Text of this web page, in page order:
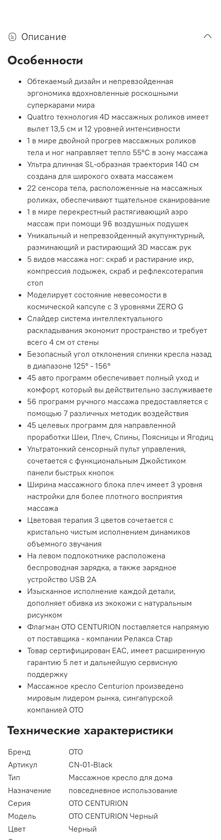
Описание
Особенности
Обтекаемый дизайн и непревзойденная
эргономика вдохновленные роскошными
суперкарами мира
Quattro технология 4D массажных роликов имеет
вылет 13,5 см и 12 уровней интенсивности
1 в мире двойной прогрев массажных роликов
тела и ног направляет тепло 55°С в зону массажа
Ультра длинная SL-образная траектория 140 см
создана для широкого охвата массажем
22 сенсора тела, расположенные на массажных
роликах, обеспечивают тщательное сканирование
1 в мире перекрестный растягивающий аэро
массаж при помощи 96 воздушных подушек
Уникальный и непревзойденный акупунктурный,
разминающий и растирающий 3D массаж рук
5 видов массажа ног: скраб и растирание икр,
компрессия лодыжек, скраб и рефлексотерапия
стоп
Моделирует состояние невесомости в
космической капсуле с 3 уровнями ZERO G
Слайдер система интеллектуального
раскладывания экономит пространство и требует
всего 4 см от стены
Безопасный угол отклонения спинки кресла назад
в диапазоне 125° - 156°
45 авто программ обеспечивает полный уход и
комфорт, который вы действительно заслуживаете
56 программ ручного массажа предоставляется с
помощью 7 различных методик воздействия
45 целевых программ для направленной
проработки Шеи, Плеч, Спины, Поясницы и Ягодиц
Ультратонкий сенсорный пульт управления,
сочетается с функциональным Джойстиком
панели быстрых кнопок
Ширина массажного блока плеч имеет 3 уровня
настройки для более плотного восприятия
массажа
Цветовая терапия 3 цветов сочетается с
кристально чистым исполнением динамиков
объемного звучания
На левом подлокотнике расположена
беспроводная зарядка, а также зарядное
устройство USB 2А
Изысканное исполнение каждой детали,
дополняет обивка из экокожи с натуральным
рисунком
Флагман ОТО CENTURION поставляется напрямую
от поставщика - компании Релакса Стар
Товар сертифицирован EAC, имеет расширенную
гарантию 5 лет и дальнейшую сервисную
поддержку
Массажное кресло Centurion произведено
мировым лидером рынка, сингапурской
компанией OTO
Технические характеристики
Бренд
OTO
Артикул
CN-01-Black
Тип
Массажное кресло для дома
Назначение
повседневное использование
Серия
OTO CENTURION
Модель
OTO CENTURION Черный
Цвет
Черный